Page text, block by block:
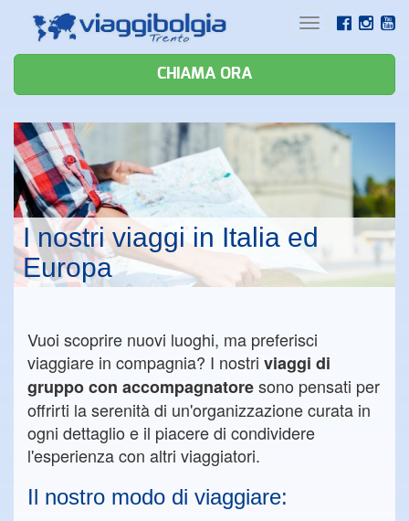
Toggle
CHIAMA ORA
I nostri viaggi in Italia ed
Europa
Vuoi scoprire nuovi luoghi, ma preferisci
viaggiare in compagnia? I nostri viaggi di
gruppo con accompagnatoresono pensati per
offrirti la serenità di un'organizzazione curata in
ogni dettaglio e il piacere di condividere
l'esperienza con altri viaggiatori.
Il nostro modo di viaggiare: